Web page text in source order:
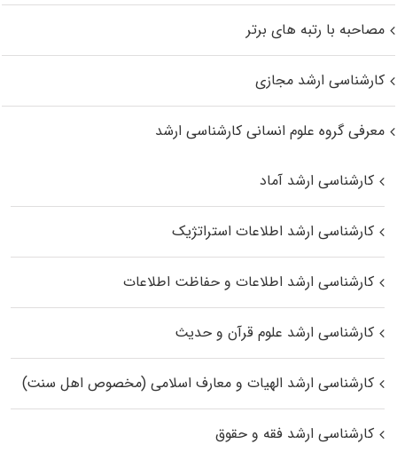
مصاحبه با رتبه های برتر
کارشناسی ارشد مجازی
معرفی گروه علوم انسانی کارشناسی ارشد
کارشناسی ارشد آماد
کارشناسی ارشد اطلاعات استراتژیک
کارشناسی ارشد اطلاعات و حفاظت اطلاعات
کارشناسی ارشد علوم قرآن و حدیث
کارشناسی ارشد الهیات و معارف اسلامی (مخصوص اهل سنت)
کارشناسی ارشد فقه و حقوق